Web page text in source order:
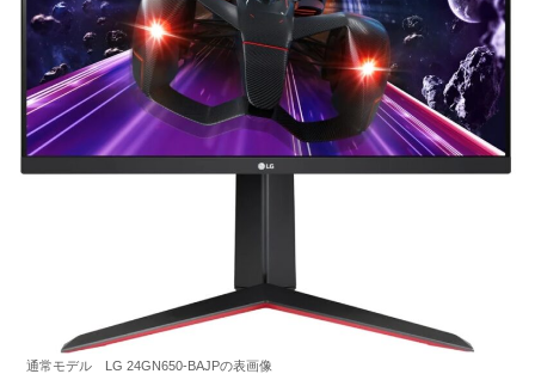
通常モデル LG 24GN650-BAJPの表画像